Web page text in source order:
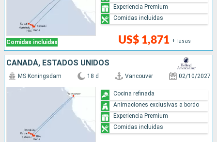
Comidas incluidas US$ 1,871 +Tasas
Experiencia Premium
Comidas incluidas
CANADÁ, ESTADOS UNIDOS
MS Koningsdam 18 d Vancouver 02/10/2027
Cocina refinada
Animaciones exclusivas a bordo
Experiencia Premium
Comidas incluidas